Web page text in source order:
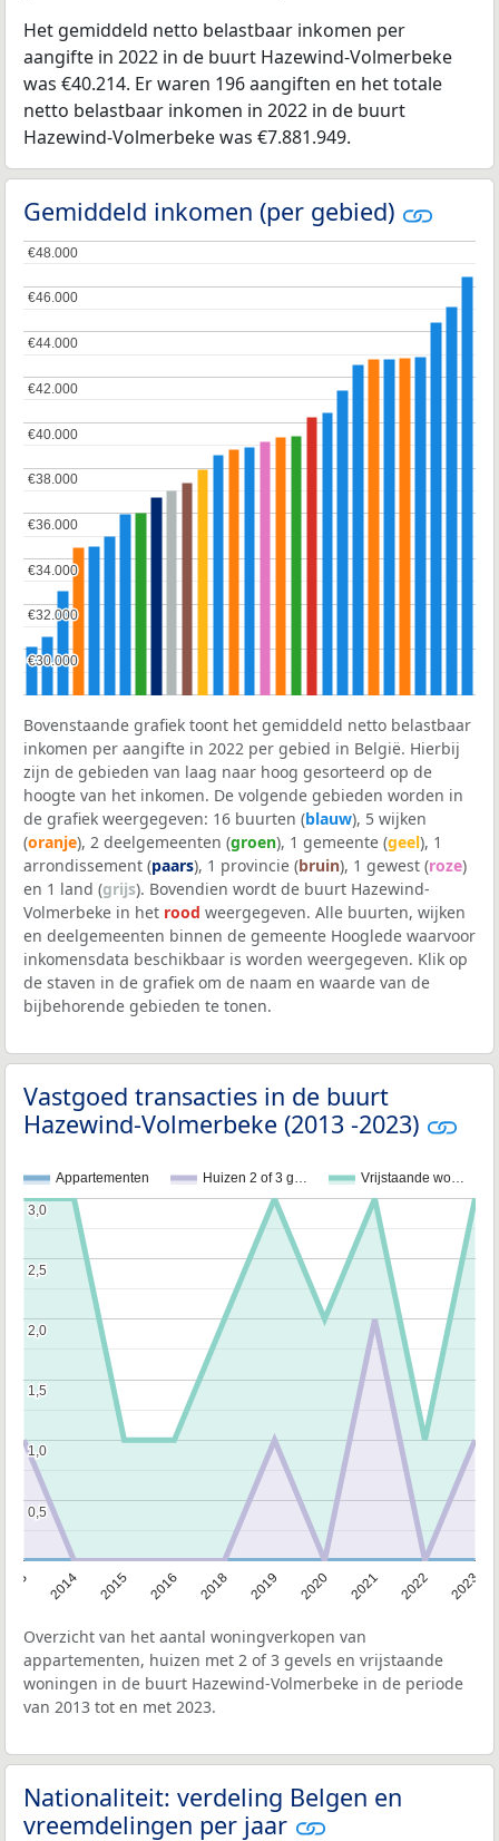
Het gemiddeld netto belastbaar inkomen per
aangifte in 2022 in de buurt Hazewind-Volmerbeke
was €40.214. Er waren 196 aangiften en het totale
netto belastbaar inkomen in 2022 in de buurt
Hazewind-Volmerbeke was €7.881.949.
Gemiddeld inkomen (per gebied)
€30.000
€30.000
€32.000
€32.000
€34.000
€34.000
€36.000
€36.000
€38.000
€38.000
€40.000
€40.000
€42.000
€42.000
€44.000
€44.000
€46.000
€46.000
€48.000
€48.000
Bovenstaande grafiek toont het gemiddeld netto belastbaar
inkomen per aangifte in 2022 per gebied in België. Hierbij
zijn de gebieden van laag naar hoog gesorteerd op de
hoogte van het inkomen. De volgende gebieden worden in
de grafiek weergegeven: 16 buurten (blauw), 5 wijken
(oranje), 2 deelgemeenten (groen), 1 gemeente (geel), 1
arrondissement (paars), 1 provincie (bruin), 1 gewest (roze)
en 1 land (grijs). Bovendien wordt de buurt Hazewind-
Volmerbeke in het rood weergegeven. Alle buurten, wijken
en deelgemeenten binnen de gemeente Hooglede waarvoor
inkomensdata beschikbaar is worden weergegeven. Klik op
de staven in de grafiek om de naam en waarde van de
bijbehorende gebieden te tonen.
Vastgoed transacties in de buurt
Hazewind-Volmerbeke (2013 -2023)
Appartementen Huizen 2 of 3 g… Vrijstaande wo…
2014 2015 2016 2018 2019 2020 2021 2022 2023
0,5
0,5
1,0
1,0
1,5
1,5
2,0
2,0
2,5
2,5
3,0
3,0
Overzicht van het aantal woningverkopen van
appartementen, huizen met 2 of 3 gevels en vrijstaande
woningen in de buurt Hazewind-Volmerbeke in de periode
van 2013 tot en met 2023.
Nationaliteit: verdeling Belgen en
vreemdelingen per jaar